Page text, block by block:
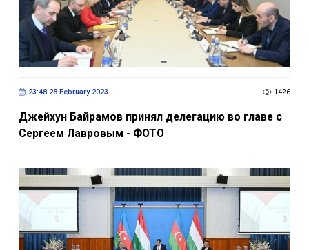
23:48 28 February 2023 1426
Джейхун Байрамов принял делегацию во главе с
Сергеем Лавровым - ФОТО